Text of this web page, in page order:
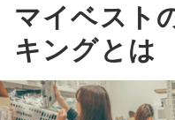
マイベスト
キングとは